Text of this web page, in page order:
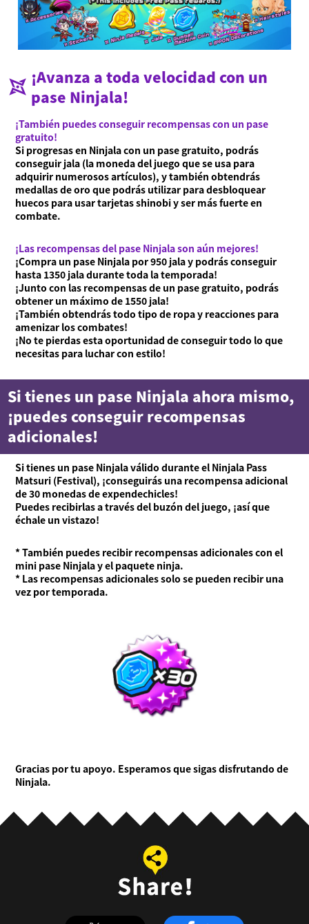
¡Avanza a toda velocidad con un
pase Ninjala!
¡También puedes conseguir recompensas con un pase
gratuito!
Si progresas en Ninjala con un pase gratuito, podrás
conseguir jala (la moneda del juego que se usa para
adquirir numerosos artículos), y también obtendrás
medallas de oro que podrás utilizar para desbloquear
huecos para usar tarjetas shinobi y ser más fuerte en
combate.
¡Las recompensas del pase Ninjala son aún mejores!
¡Compra un pase Ninjala por 950 jala y podrás conseguir
hasta 1350 jala durante toda la temporada!
¡Junto con las recompensas de un pase gratuito, podrás
obtener un máximo de 1550 jala!
¡También obtendrás todo tipo de ropa y reacciones para
amenizar los combates!
¡No te pierdas esta oportunidad de conseguir todo lo que
necesitas para luchar con estilo!
Si tienes un pase Ninjala ahora mismo,
¡puedes conseguir recompensas
adicionales!
Si tienes un pase Ninjala válido durante el Ninjala Pass
Matsuri (Festival), ¡conseguirás una recompensa adicional
de 30 monedas de expendechicles!
Puedes recibirlas a través del buzón del juego, ¡así que
échale un vistazo!
* También puedes recibir recompensas adicionales con el
mini pase Ninjala y el paquete ninja.
* Las recompensas adicionales solo se pueden recibir una
vez por temporada.
Gracias por tu apoyo. Esperamos que sigas disfrutando de
Ninjala.